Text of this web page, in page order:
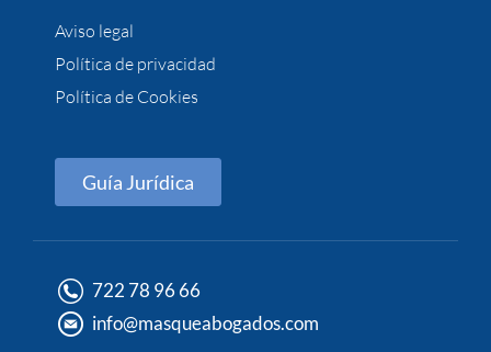
Aviso legal
Política de privacidad
Política de Cookies
Guía Jurídica
722 78 96 66
info@masqueabogados.com